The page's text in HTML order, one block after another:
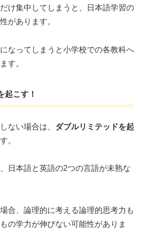
け集中してしまうと、日本語学習の
があります。
なってしまうと小学校での各教科へ
す。
起こす！
ない場合は、 ダブルリミテッドを起
。
日本語と英語の2つの言語が未熟な
合、論理的に考える論理的思考力も
の学力が伸びない可能性がありま